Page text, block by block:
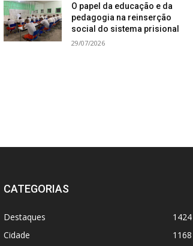
O papel da educação e da
pedagogia na reinserção
social do sistema prisional
29/07/2026
CATEGORIAS
Destaques
1424
Cidade
1168